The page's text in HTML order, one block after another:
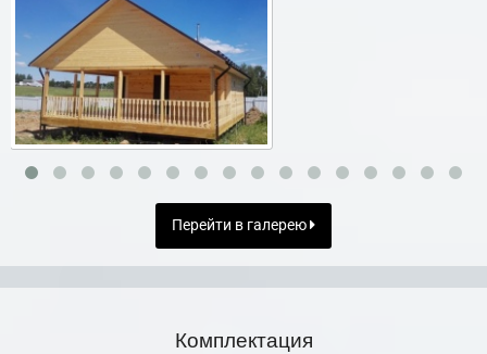
Перейти в галерею
Комплектация